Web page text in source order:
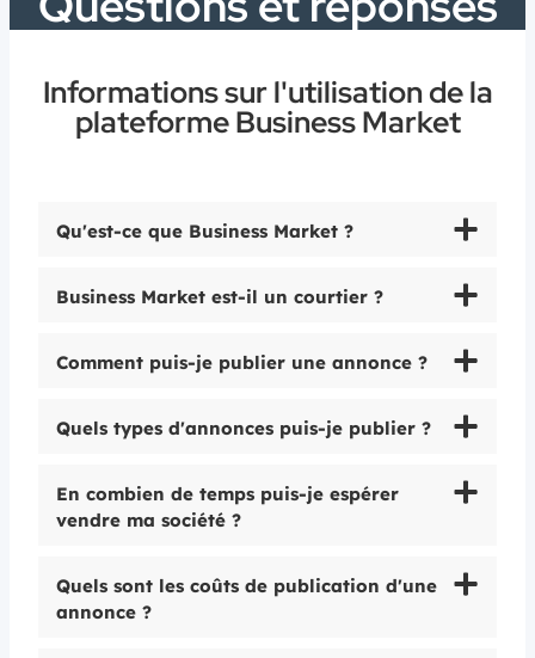
Informations sur l'utilisation de la
plateforme Business Market
Qu'est-ce que Business Market ?
Business Market est-il un courtier ?
Comment puis-je publier une annonce ?
Quels types d'annonces puis-je publier ?
En combien de temps puis-je espérer
vendre ma société ?
Quels sont les coûts de publication d'une
annonce ?